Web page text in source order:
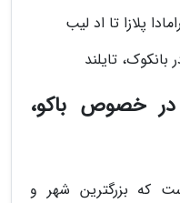
پلازا تا اد لیب
تایلند
در خصوص باکو،
که بزرگترین شهر و